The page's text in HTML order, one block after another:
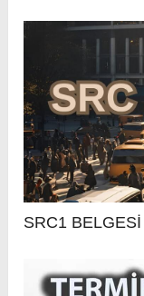
SRC1 BELGESİ